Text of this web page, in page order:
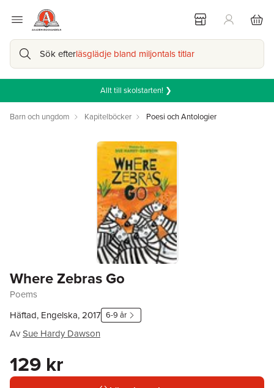
Sök efterläsglädje bland miljontals titlar
Allt till skolstarten! ❯
Barn och ungdom Kapitelböcker Poesi och Antologier
Where Zebras Go
Poems
Häftad, Engelska, 2017 6-9 år
AvSue Hardy Dawson
129 kr